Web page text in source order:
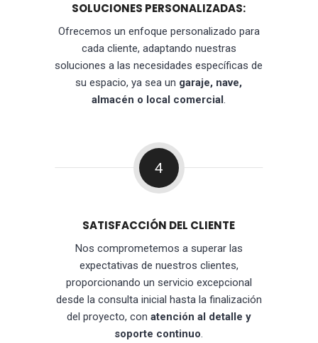
SOLUCIONES PERSONALIZADAS:
Ofrecemos un enfoque personalizado para
cada cliente, adaptando nuestras
soluciones a las necesidades específicas de
su espacio, ya sea un garaje, nave,
almacén o local comercial.
4
SATISFACCIÓN DEL CLIENTE
Nos comprometemos a superar las
expectativas de nuestros clientes,
proporcionando un servicio excepcional
desde la consulta inicial hasta la finalización
del proyecto, con atención al detalle y
soporte continuo.